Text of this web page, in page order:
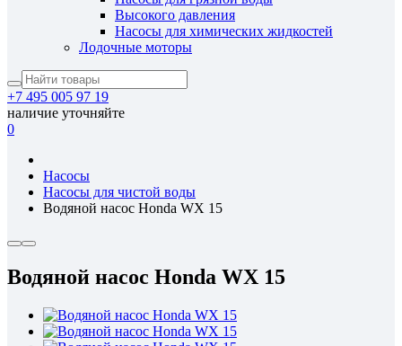
Высокого давления
Насосы для химических жидкостей
Лодочные моторы
+7 495 005 97 19
наличие уточняйте
0
Насосы
Насосы для чистой воды
Водяной насос Honda WX 15
Водяной насос Honda WX 15